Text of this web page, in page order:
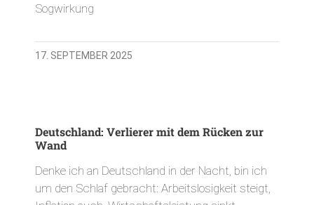
Sogwirkung
17. SEPTEMBER 2025
Deutschland: Verlierer mit dem Rücken zur
Wand
Denke ich an Deutschland in der Nacht, bin ich
um den Schlaf gebracht: Arbeitslosigkeit steigt,